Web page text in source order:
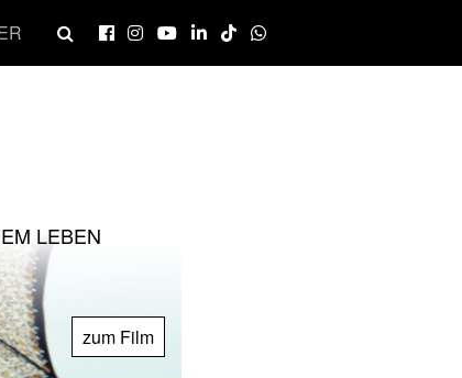
LEBEN
zum Film